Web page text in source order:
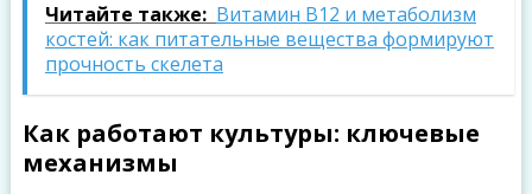
Читайте также: Витамин B12 и метаболизм
костей: как питательные вещества формируют
прочность скелета
Как работают культуры: ключевые
механизмы